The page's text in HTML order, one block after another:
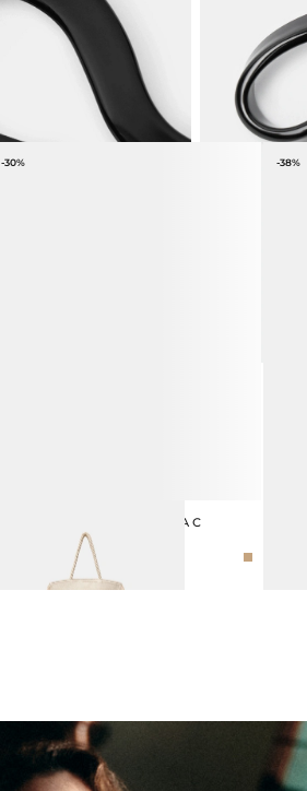
-30%
СУМКА ИЗ СМЕСОВОГО ЛЬНА С
9 990 ₽
-38%